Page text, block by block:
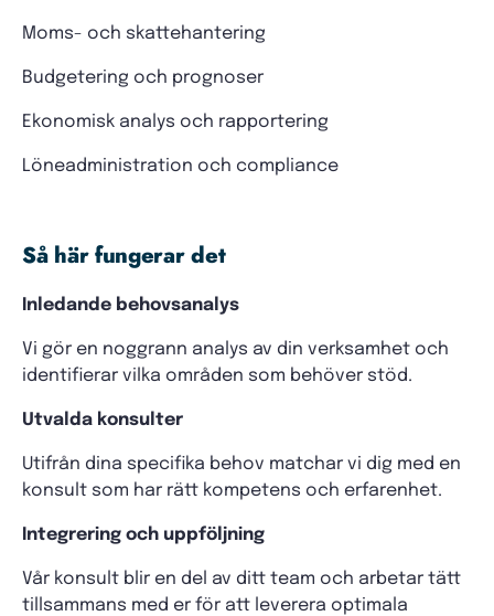
Moms- och skattehantering
Budgetering och prognoser
Ekonomisk analys och rapportering
Löneadministration och compliance
Så här fungerar det
Inledande behovsanalys
Vi gör en noggrann analys av din verksamhet och
identifierar vilka områden som behöver stöd.
Utvalda konsulter
Utifrån dina specifika behov matchar vi dig med en
konsult som har rätt kompetens och erfarenhet.
Integrering och uppföljning
Vår konsult blir en del av ditt team och arbetar tätt
tillsammans med er för att leverera optimala